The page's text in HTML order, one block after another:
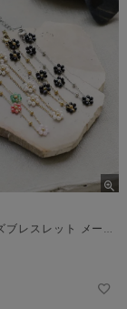
フラワービーズブレスレット メール便